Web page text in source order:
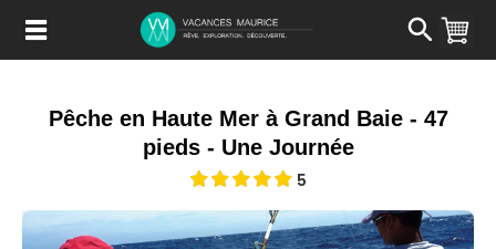
Contenu
Pêche en Haute Mer à Grand Baie - 47
pieds - Une Journée
5